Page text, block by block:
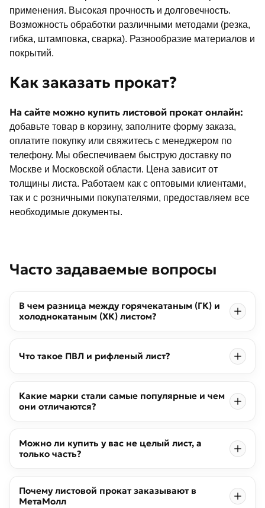
применения. Высокая прочность и долговечность.
Возможность обработки различными методами (резка,
гибка, штамповка, сварка). Разнообразие материалов и
покрытий.
Как заказать прокат?
На сайте можно купить листовой прокат онлайн:
добавьте товар в корзину, заполните форму заказа,
оплатите покупку или свяжитесь с менеджером по
телефону. Мы обеспечиваем быструю доставку по
Москве и Московской области. Цена зависит от
толщины листа. Работаем как с оптовыми клиентами,
так и с розничными покупателями, предоставляем все
необходимые документы.
Часто задаваемые вопросы
В чем разница между горячекатаным (ГК) и
холоднокатаным (ХК) листом?
Что такое ПВЛ и рифленый лист?
Какие марки стали самые популярные и чем
они отличаются?
Можно ли купить у вас не целый лист, а
только часть?
Почему листовой прокат заказывают в
МетаМолл